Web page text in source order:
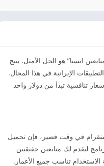
انستا” هو الحل الأمثل. يتيح
الإيرانية في هذا المجال.
تنافسية تبدأ من دولار واحد
في وقت قصير، فإن تحميل
ليقدم لك متابعين حقيقيين
تناسب جميع الأعمار.